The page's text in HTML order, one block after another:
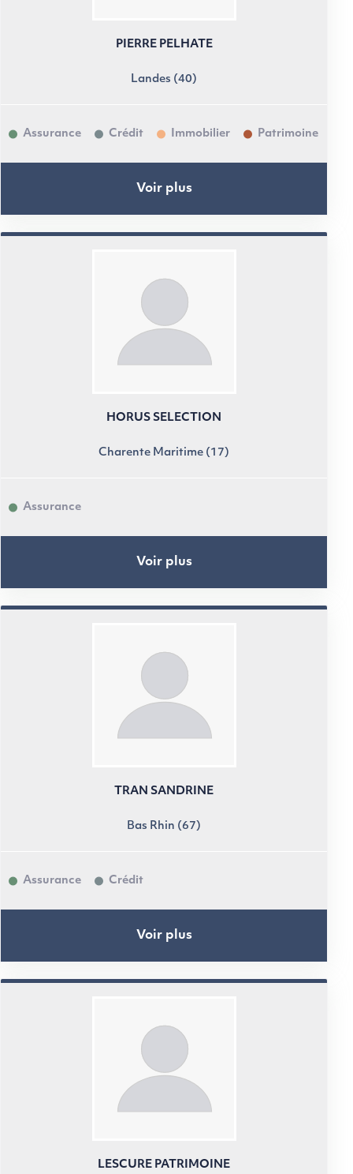
PIERRE PELHATE
Landes (40)
Assurance Crédit Immobilier Patrimoine
Voir plus
HORUS SELECTION
Charente Maritime (17)
Assurance
Voir plus
TRAN SANDRINE
Bas Rhin (67)
Assurance Crédit
Voir plus
LESCURE PATRIMOINE